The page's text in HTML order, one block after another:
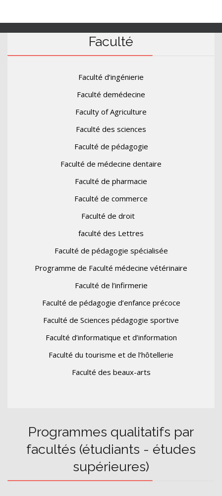
Faculté
Faculté d’ingénierie
Faculté demédecine
Faculty of Agriculture
Faculté des sciences
Faculté de pédagogie
Faculté de médecine dentaire
Faculté de pharmacie
Faculté de commerce
Faculté de droit
faculté des Lettres
Faculté de pédagogie spécialisée
Programme de Faculté médecine vétérinaire
Faculté de l’infirmerie
Faculté de pédagogie d’enfance précoce
Faculté de Sciences pédagogie sportive
Faculté d’informatique et d’information
Faculté du tourisme et de l’hôtellerie
Faculté des beaux-arts
Programmes qualitatifs par
facultés (étudiants - études
supérieures)